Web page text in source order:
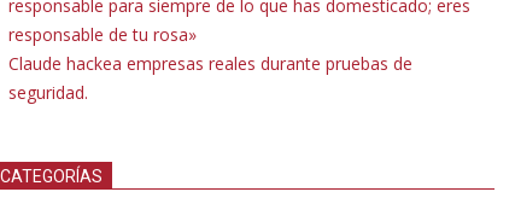
responsable para siempre de lo que has domesticado; eres
responsable de tu rosa»
Claude hackea empresas reales durante pruebas de
seguridad.
CATEGORÍAS